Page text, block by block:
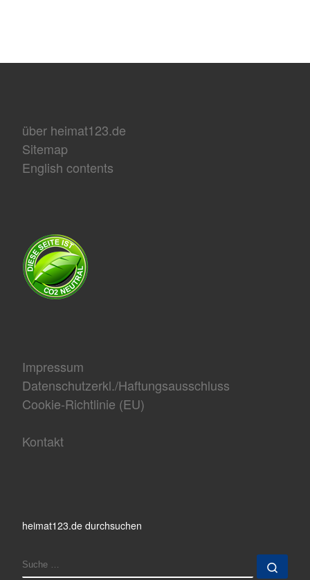
über heimat123.de
Sitemap
English contents
Impressum
Datenschutzerkl./Haftungsausschluss
Cookie-Richtlinie (EU)
Kontakt
heimat123.de durchsuchen
SUCHE